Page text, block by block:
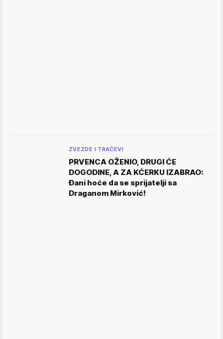
ZVEZDE I TRAČEVI
PRVENCA OŽENIO, DRUGI ĆE
DOGODINE, A ZA KĆERKU IZABRAO:
Đani hoće da se sprijatelji sa
Draganom Mirković!